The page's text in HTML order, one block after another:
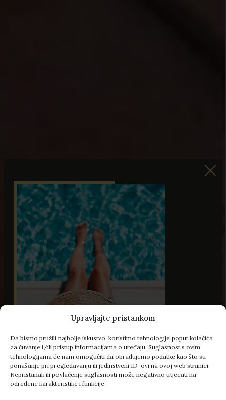
Upravljajte pristankom
Da bismo pružili najbolje iskustvo, koristimo tehnologije poput kolačića
za čuvanje i/ili pristup informacijama o uređaju. Suglasnost s ovim
tehnologijama će nam omogućiti da obrađujemo podatke kao što su
ponašanje pri pregledavanju ili jedinstveni ID-ovi na ovoj web stranici.
Nepristanak ili povlačenje suglasnosti može negativno utjecati na
određene karakteristike i funkcije.
48 Slika
- 100 € popusta